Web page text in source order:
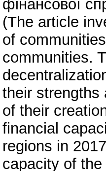
фінансової
(The article
of
communities.
their strengths
of their
financial
regions in
capacity of